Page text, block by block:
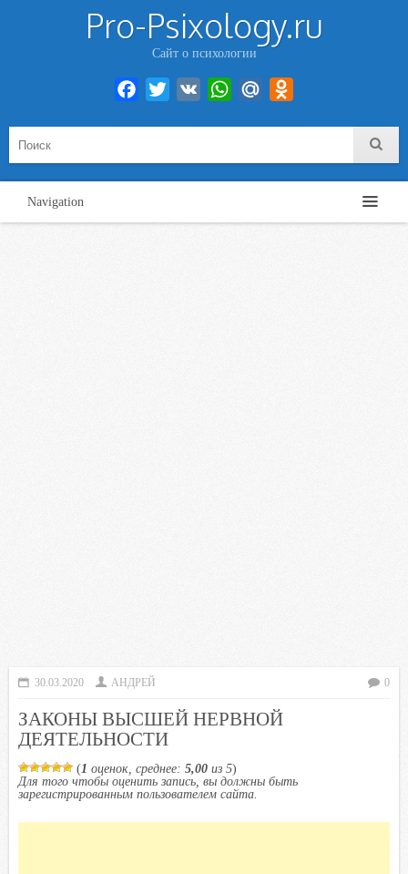
Pro-Psixology.ru
Сайт о психологии
Facebook
Twitter VK WhatsAppMail.Ru
Navigation
30.03.2020 АНДРЕЙ 0
ЗАКОНЫ ВЫСШЕЙ НЕРВНОЙ
ДЕЯТЕЛЬНОСТИ
(1 оценок, среднее: 5,00 из 5)
Для того чтобы оценить запись, вы должны быть
зарегистрированным пользователем сайта.